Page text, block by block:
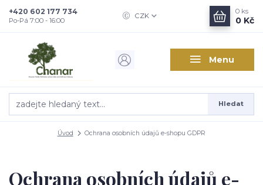
Menu
CZK
Hledat
+420 602 177 734
Po-Pá 7:00 - 16:00
0 ks
0 Kč
Úvod Ochrana osobních údajů e-shopu GDPR
Ochrana osobních údajů e-